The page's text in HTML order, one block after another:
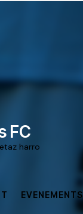
FC
harro
EVENEMENTS